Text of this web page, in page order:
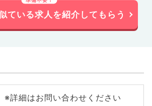
ている求人を紹介してもらう
※詳細はお問い合わせください